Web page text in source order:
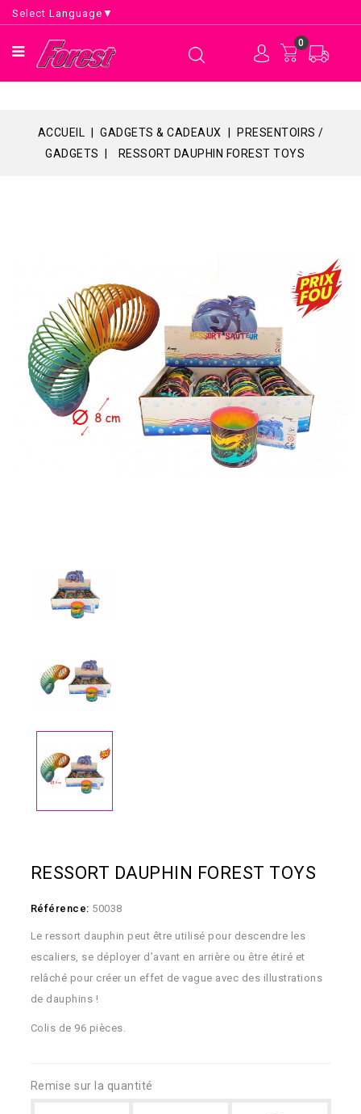
Select Language ▼
0
ACCUEIL GADGETS & CADEAUX
PRESENTOIRS /
GADGETS
RESSORT DAUPHIN FOREST TOYS
RESSORT DAUPHIN FOREST TOYS
Référence: 50038
Le ressort dauphin peut être utilisé pour descendre les
escaliers, se déployer d’avant en arrière ou être étiré et
relâché pour créer un effet de vague avec des illustrations
de dauphins !
Colis de 96 pièces.
Remise sur la quantité